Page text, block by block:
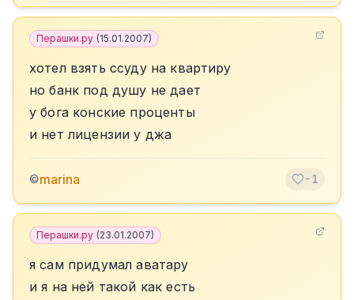
Перашки.ру (15.01.2007)
хотел взять ссуду на квартиру
но банк под душу не дает
у бога конские проценты
и нет лицензии у джа
©marina -1
Перашки.ру (23.01.2007)
я сам придумал аватару
и я на ней такой как есть